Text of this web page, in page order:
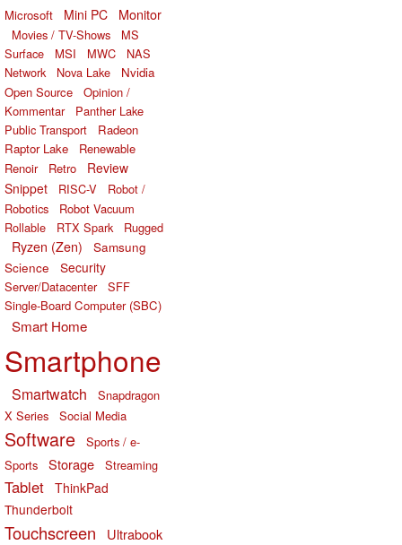
Microsoft
Mini PC Monitor
Movies / TV-Shows
MS
Surface
MSI MWC
NAS
Network
Nova Lake
Nvidia
Open Source
Opinion /
Kommentar
Panther Lake
Public Transport
Radeon
Raptor Lake
Renewable
Renoir
Retro
Review
Snippet
RISC-V
Robot /
Robotics
Robot Vacuum
Rollable
RTX Spark Rugged
Ryzen (Zen)
Samsung
Science
Security
Server/Datacenter
SFF
Single-Board Computer (SBC)
Smart Home
Smartphone
Smartwatch
Snapdragon
X Series
Social Media
Software
Sports / e-
Sports
Storage Streaming
Tablet ThinkPad
Thunderbolt
Touchscreen Ultrabook